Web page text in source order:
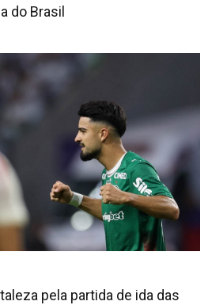
do Brasil
pela partida de ida das